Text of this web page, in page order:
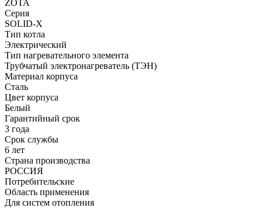
ZOTA
Серия
SOLID-X
Тип котла
Электрический
Тип нагревательного элемента
Трубчатый электронагреватель (ТЭН)
Материал корпуса
Сталь
Цвет корпуса
Белый
Гарантийный срок
3 года
Срок службы
6 лет
Страна производства
РОССИЯ
Потребительские
Область применения
Для систем отопления